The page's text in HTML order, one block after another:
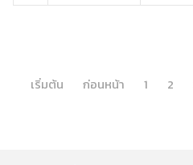
เริ่มต้น ก่อนหน้า 1 2